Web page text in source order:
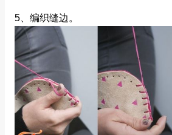
5、编织缝边。